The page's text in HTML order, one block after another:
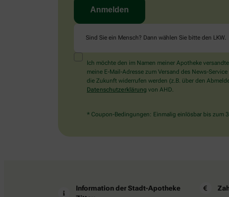
Sind Sie ein Mensch? Dann wählen Sie bitte den LKW.
Ich möchte den im Namen meiner Apotheke
meine E-Mail-Adresse zum Versand des News-
die Zukunft widerrufen werden (z.B. über den
Datenschutzerklärung von AHD.
* Coupon-Bedingungen: Einmalig einlösbar bis zum
Information der Stadt-Apotheke